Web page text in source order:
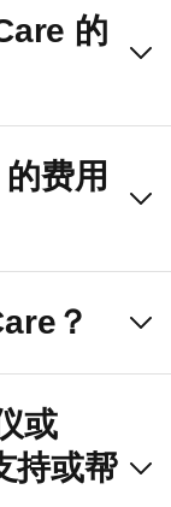
的
费用
？
或
持或帮